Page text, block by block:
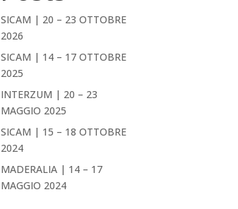
SICAM | 20 – 23 OTTOBRE
2026
SICAM | 14 – 17 OTTOBRE
2025
INTERZUM | 20 – 23
MAGGIO 2025
SICAM | 15 – 18 OTTOBRE
2024
MADERALIA | 14 – 17
MAGGIO 2024